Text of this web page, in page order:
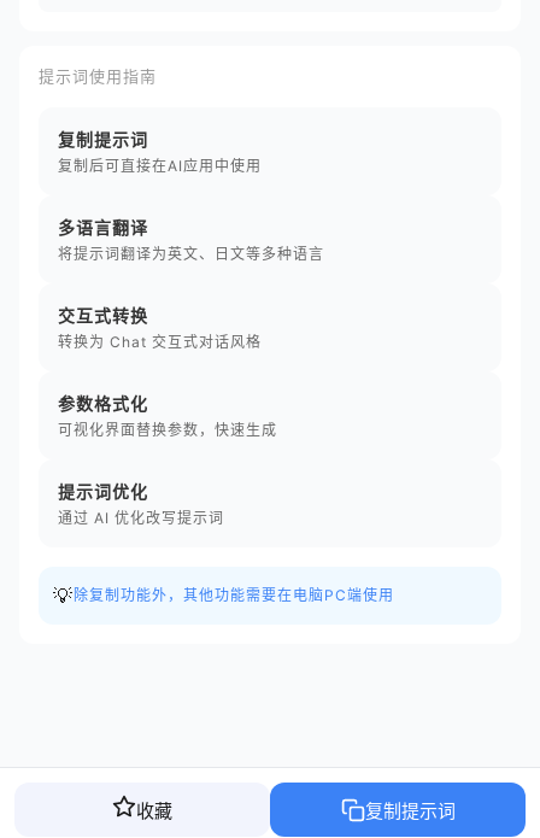
提示词使用指南
复制提示词
复制后可直接在AI应用中使用
多语言翻译
将提示词翻译为英文、日文等多种语言
交互式转换
转换为 Chat 交互式对话风格
参数格式化
可视化界面替换参数，快速生成
提示词优化
通过 AI 优化改写提示词
💡 除复制功能外，其他功能需要在电脑PC端使用
收藏 复制提示词